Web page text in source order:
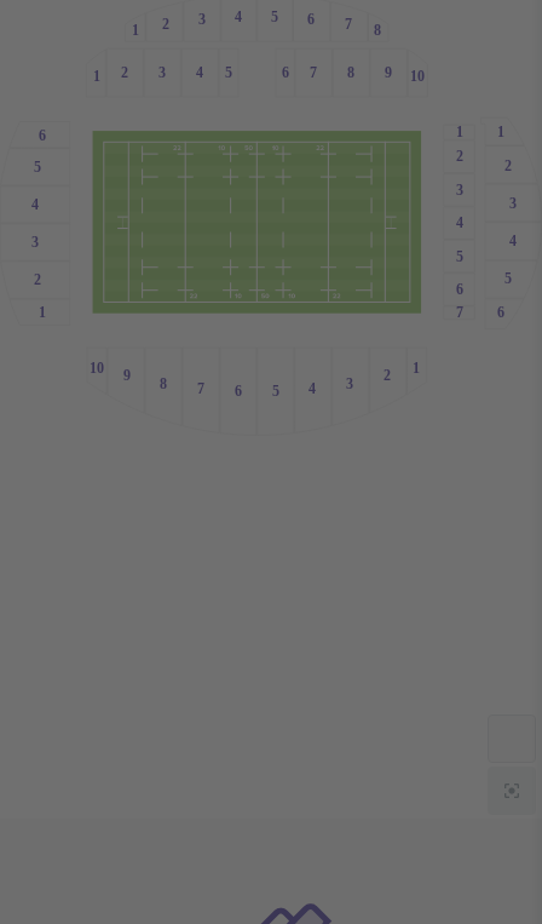
7
6
5
4
3
2
1
6
5
4
3
2
1
10
9
8
7
6
5
4
3
2
1
8
7
6
5
4
3
2
1
1
2
3
4
5
6
7
8
9
10
1
2
3
4
5
6